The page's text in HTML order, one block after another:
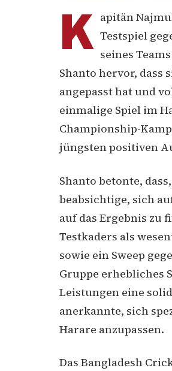
K apitän
Testspiel
seines
Shanto hervor, dass
angepasst hat und
einmalige Spiel im
Championship-
jüngsten positiven
Shanto betonte,
beabsichtige, sich
auf das Ergebnis zu
Testkaders als
sowie ein Sweep
Gruppe erhebliches
Leistungen eine
anerkannte, sich
Harare anzupassen.
Das Bangladesh